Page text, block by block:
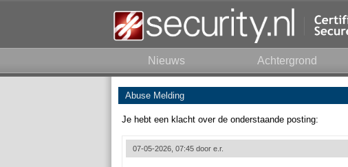
Nieuws Achtergrond
Abuse Melding
Je hebt een klacht over de onderstaande posting:
07-05-2026, 07:45 door e.r.